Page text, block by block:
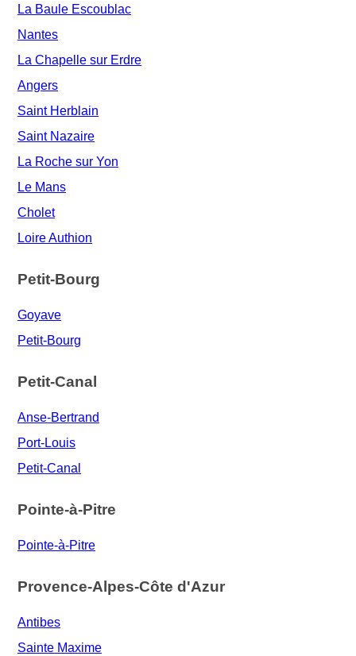
La Baule Escoublac
Nantes
La Chapelle sur Erdre
Angers
Saint Herblain
Saint Nazaire
La Roche sur Yon
Le Mans
Cholet
Loire Authion
Petit-Bourg
Goyave
Petit-Bourg
Petit-Canal
Anse-Bertrand
Port-Louis
Petit-Canal
Pointe-à-Pitre
Pointe-à-Pitre
Provence-Alpes-Côte d'Azur
Antibes
Sainte Maxime